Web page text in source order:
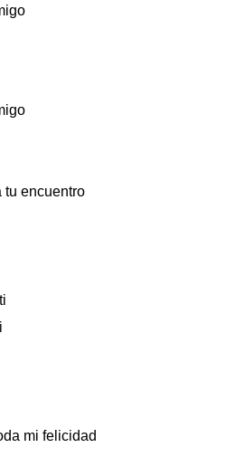
tu encuentro
mi felicidad